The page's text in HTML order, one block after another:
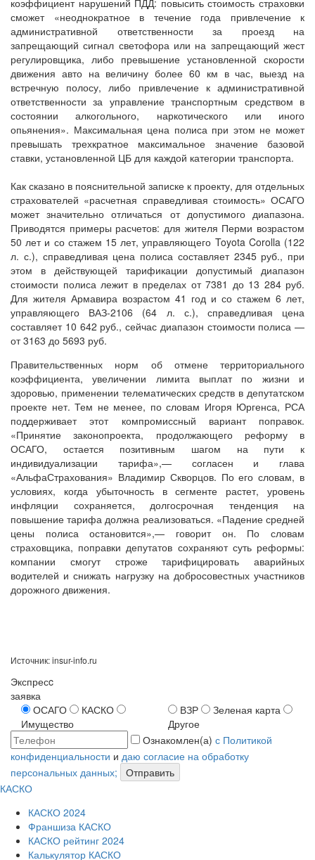
коэффициент нарушений ПДД: повысить стоимость страховки
сможет «неоднократное в течение года привлечение к
административной ответственности за проезд на
запрещающий сигнал светофора или на запрещающий жест
регулировщика, либо превышение установленной скорости
движения авто на величину более 60 км в час, выезд на
встречную полосу, либо привлечение к административной
ответственности за управление транспортным средством в
состоянии алкогольного, наркотического или иного
опьянения». Максимальная цена полиса при этом не может
превышать трехкратное максимальное значение базовой
ставки, установленной ЦБ для каждой категории транспорта.
Как сказано в пояснительной записке к проекту, для отдельных
страхователей «расчетная справедливая стоимость» ОСАГО
может значительно отличаться от допустимого диапазона.
Приводятся примеры расчетов: для жителя Перми возрастом
50 лет и со стажем 15 лет, управляющего Toyota Corolla (122
л. с.), справедливая цена полиса составляет 2345 руб., при
этом в действующей тарификации допустимый диапазон
стоимости полиса лежит в пределах от 7381 до 13 284 руб.
Для жителя Армавира возрастом 41 год и со стажем 6 лет,
управляющего ВАЗ-2106 (64 л. с.), справедливая цена
составляет 10 642 руб., сейчас диапазон стоимости полиса —
от 3163 до 5693 руб.
Правительственных норм об отмене территориального
коэффициента, увеличении лимита выплат по жизни и
здоровью, применении телематических средств в депутатском
проекте нет. Тем не менее, по словам Игоря Юргенса, РСА
поддерживает этот компромиссный вариант поправок.
«Принятие законопроекта, продолжающего реформу в
ОСАГО, остается позитивным шагом на пути к
индивидуализации тарифа»,— согласен и глава
«АльфаСтрахования» Владимир Скворцов. По его словам, в
условиях, когда убыточность в сегменте растет, уровень
инфляции сохраняется, долгосрочная тенденция на
повышение тарифа должна реализоваться. «Падение средней
цены полиса остановится»,— говорит он. По словам
страховщика, поправки депутатов сохраняют суть реформы:
компании смогут строже тарифицировать аварийных
водителей и снижать нагрузку на добросовестных участников
дорожного движения.
Источник: insur-info.ru
Экспресc
заявка
ОСАГО
КАСКО
Имущество
ВЗР
Зеленая карта
Другое
Ознакомлен(а) с Политикой
конфиденциальности и даю согласие на обработку
персональных данных;
Отправить
КАСКО
КАСКО 2024
Франшиза КАСКО
КАСКО рейтинг 2024
Калькулятор КАСКО